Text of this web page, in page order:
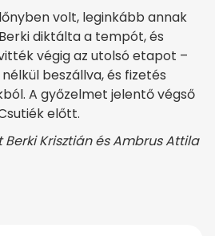
volt, leginkább annak
diktálta a tempót, és
végig az utolsó etapot –
beszállva, és fizetés
A győzelmet jelentő végső
előtt.
Berki Krisztián és Ambrus Attila